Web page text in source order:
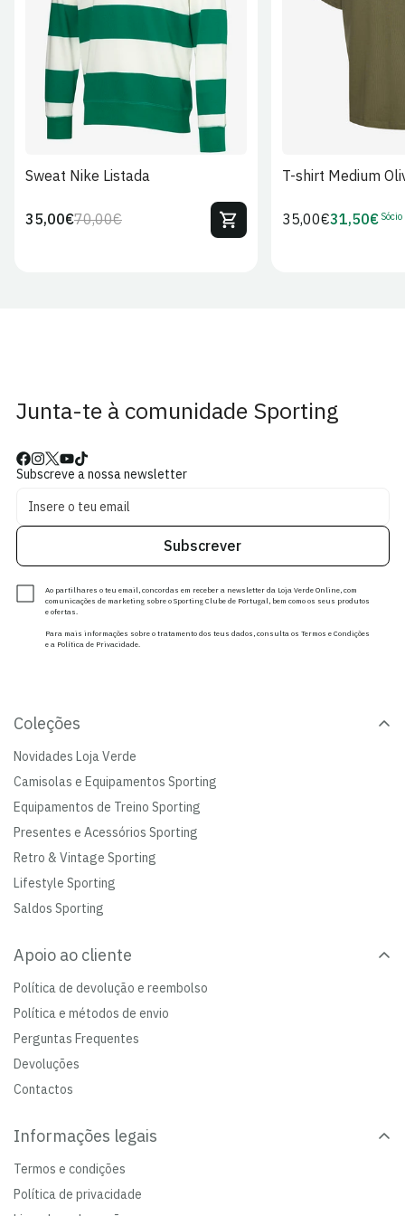
S XL 2XL
Sweat Nike Listada
Preço
70,00€Preço
35,00€
T-shirt Medium
Preço
35,00€Preço
31,50€ Sócio
Junta-te à comunidade Sporting
Subscreve a nossa newsletter
Subscrever
Ao partilhares o teu email, concordas em receber a newsletter da Loja Verde Online, com
comunicações de marketing sobre o Sporting Clube de Portugal, bem como os seus produtos
e ofertas.
Para mais informações sobre o tratamento dos teus dados, consulta os Termos e Condições
e a Política de Privacidade.
Coleções
Novidades Loja Verde
Camisolas e Equipamentos Sporting
Equipamentos de Treino Sporting
Presentes e Acessórios Sporting
Retro & Vintage Sporting
Lifestyle Sporting
Saldos Sporting
Apoio ao cliente
Política de devolução e reembolso
Política e métodos de envio
Perguntas Frequentes
Devoluções
Contactos
Informações legais
Termos e condições
Política de privacidade